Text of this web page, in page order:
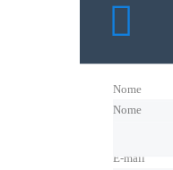
Nome
E-mail
Nome